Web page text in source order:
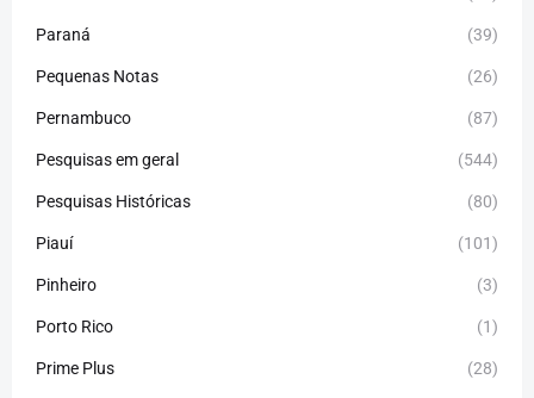
Paraná (39)
Pequenas Notas (26)
Pernambuco (87)
Pesquisas em geral (544)
Pesquisas Históricas (80)
Piauí (101)
Pinheiro (3)
Porto Rico (1)
Prime Plus (28)